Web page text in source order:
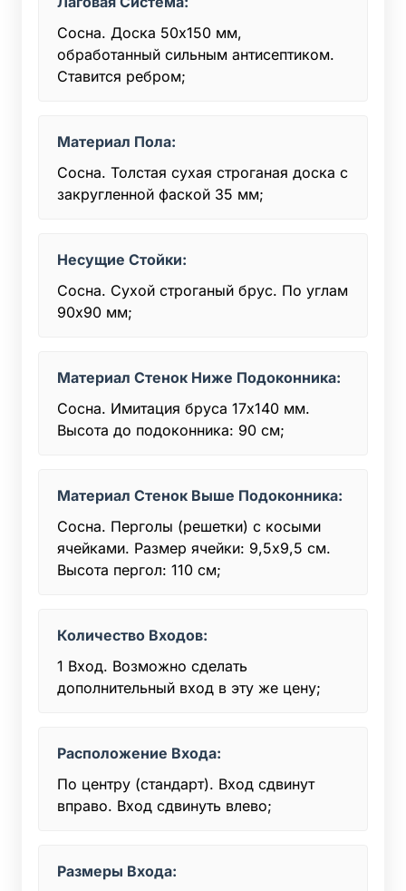
Сосна. Доска 50x150 мм,
обработанный сильным антисептиком.
Ставится ребром;
Материал Пола:
Сосна. Толстая сухая строганая доска с
закругленной фаской 35 мм;
Несущие Стойки:
Сосна. Сухой строганый брус. По углам
90х90 мм;
Материал Стенок Ниже Подоконника:
Сосна. Имитация бруса 17х140 мм.
Высота до подоконника: 90 см;
Материал Стенок Выше Подоконника:
Сосна. Перголы (решетки) с косыми
ячейками. Размер ячейки: 9,5х9,5 см.
Высота пергол: 110 см;
Количество Входов:
1 Вход. Возможно сделать
дополнительный вход в эту же цену;
Расположение Входа:
По центру (стандарт). Вход сдвинут
вправо. Вход сдвинуть влево;
Размеры Входа: